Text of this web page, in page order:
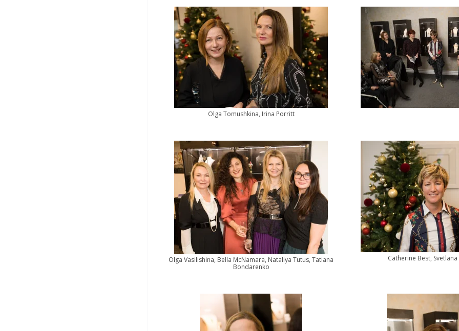
Olga Tomushkina, Irina Porritt
Olga Vasilishina, Bella McNamara, Nataliya Tutus, Tatiana
Bondarenko
Catherine Best,